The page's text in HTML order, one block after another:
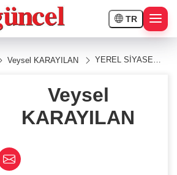
TR
Veysel KARAYILAN
YEREL SİYASET-
AĞIRLAMA
Veysel
KARAYILAN